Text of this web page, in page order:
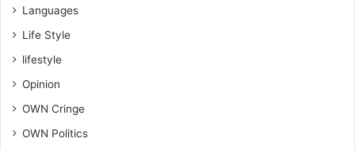
Languages
Life Style
lifestyle
Opinion
OWN Cringe
OWN Politics